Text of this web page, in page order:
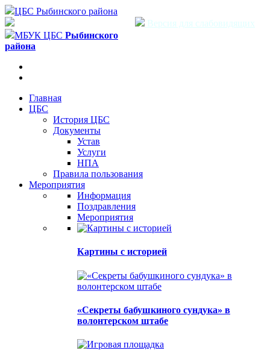
ЦБС Рыбинского района
Версия для слабовидящих
МБУК ЦБС Рыбинского
района
Главная
ЦБС
История ЦБС
Документы
Устав
Услуги
НПА
Правила пользования
Мероприятия
Информация
Поздравления
Мероприятия
Картины с историей
«Секреты бабушкиного сундука» в
волонтерском штабе